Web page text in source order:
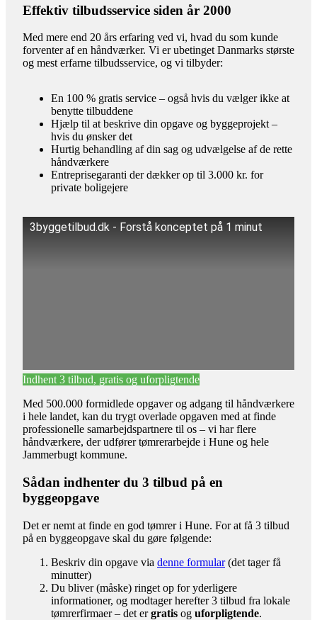
Effektiv tilbudsservice siden år 2000
Med mere end 20 års erfaring ved vi, hvad du som kunde
forventer af en håndværker. Vi er ubetinget Danmarks største
og mest erfarne tilbudsservice, og vi tilbyder:
En 100 % gratis service – også hvis du vælger ikke at
benytte tilbuddene
Hjælp til at beskrive din opgave og byggeprojekt –
hvis du ønsker det
Hurtig behandling af din sag og udvælgelse af de rette
håndværkere
Entreprisegaranti der dækker op til 3.000 kr. for
private boligejere
3byggetilbud.dk - Forstå konceptet på 1 minut
Indhent 3 tilbud, gratis og uforpligtende
Med 500.000 formidlede opgaver og adgang til håndværkere
i hele landet, kan du trygt overlade opgaven med at finde
professionelle samarbejdspartnere til os – vi har flere
håndværkere, der udfører tømrerarbejde i Hune og hele
Jammerbugt kommune.
Sådan indhenter du 3 tilbud på en
byggeopgave
Det er nemt at finde en god tømrer i Hune. For at få 3 tilbud
på en byggeopgave skal du gøre følgende:
Beskriv din opgave via denne formular(det tager få
minutter)
Du bliver (måske) ringet op for yderligere
informationer, og modtager herefter 3 tilbud fra lokale
tømrerfirmaer – det ergratis og uforpligtende.